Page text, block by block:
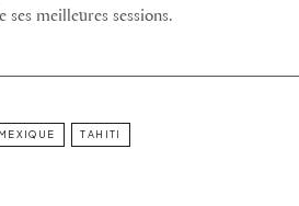
meilleures sessions.
MEXIQUE TAHITI